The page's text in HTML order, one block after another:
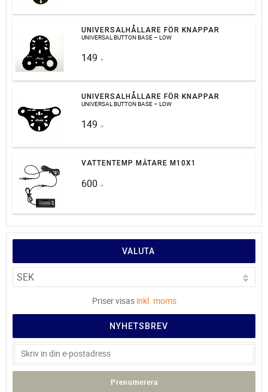
UNIVERSALHÅLLARE FÖR KNAPPAR
UNIVERSAL BUTTON BASE – LOW
149 :-
UNIVERSALHÅLLARE FÖR KNAPPAR
UNIVERSAL BUTTON BASE – LOW
149 :-
VATTENTEMP MÄTARE M10X1
600 :-
VALUTA
Priser visas inkl. moms
NYHETSBREV
Prenumerera